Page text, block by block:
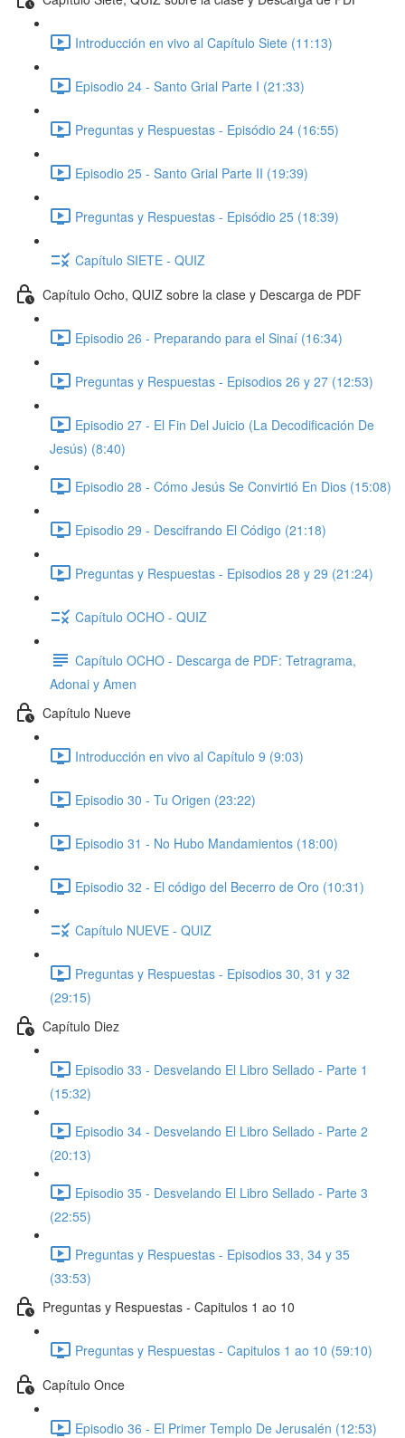
Introducción en vivo al Capítulo Siete (11:13)
Episodio 24 - Santo Grial Parte I (21:33)
Preguntas y Respuestas - Episódio 24 (16:55)
Episodio 25 - Santo Grial Parte II (19:39)
Preguntas y Respuestas - Episódio 25 (18:39)
Capítulo SIETE - QUIZ
Capítulo Ocho, QUIZ sobre la clase y Descarga de PDF
Episodio 26 - Preparando para el Sinaí (16:34)
Preguntas y Respuestas - Episodios 26 y 27 (12:53)
Episodio 27 - El Fin Del Juicio (La Decodificación De
Jesús) (8:40)
Episodio 28 - Cómo Jesús Se Convirtió En Dios (15:08)
Episodio 29 - Descifrando El Código (21:18)
Preguntas y Respuestas - Episodios 28 y 29 (21:24)
Capítulo OCHO - QUIZ
Capítulo OCHO - Descarga de PDF: Tetragrama,
Adonai y Amen
Capítulo Nueve
Introducción en vivo al Capítulo 9 (9:03)
Episodio 30 - Tu Origen (23:22)
Episodio 31 - No Hubo Mandamientos (18:00)
Episodio 32 - El código del Becerro de Oro (10:31)
Capítulo NUEVE - QUIZ
Preguntas y Respuestas - Episodios 30, 31 y 32
(29:15)
Capítulo Diez
Episodio 33 - Desvelando El Libro Sellado - Parte 1
(15:32)
Episodio 34 - Desvelando El Libro Sellado - Parte 2
(20:13)
Episodio 35 - Desvelando El Libro Sellado - Parte 3
(22:55)
Preguntas y Respuestas - Episodios 33, 34 y 35
(33:53)
Preguntas y Respuestas - Capitulos 1 ao 10
Preguntas y Respuestas - Capitulos 1 ao 10 (59:10)
Capítulo Once
Episodio 36 - El Primer Templo De Jerusalén (12:53)